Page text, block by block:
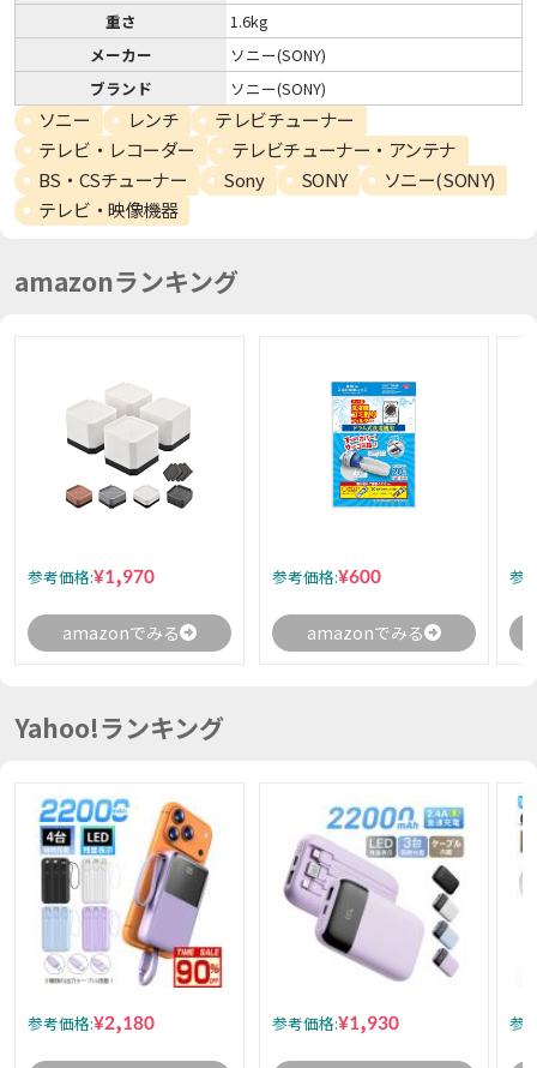
重さ
1.6kg
メーカー
ソニー(SONY)
ブランド
ソニー(SONY)
ソニー レンチ
テレビチューナー
テレビ・レコーダー
テレビチューナー・アンテナ
BS・CSチューナー
Sony SONY
ソニー(SONY)
テレビ・映像機器
amazonランキング
参考価格:¥1,970
amazonでみる
参考価格:¥600
amazonでみる
参
Yahoo!ランキング
参考価格:¥2,180 参考価格:¥1,930 参